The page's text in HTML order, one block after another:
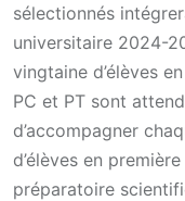
sélectionnés
universitaire 2024-
vingtaine d’élèves
PC et PT sont
d’accompagner
d’élèves en
préparatoire